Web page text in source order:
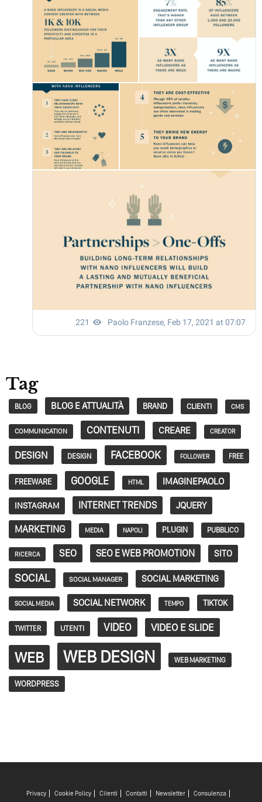
Tag
BLOG BLOG E ATTUALITÀ BRAND CLIENTI CMS
COMMUNICATION CONTENUTI CREARE CREATOR
DESIGN DESIGN FACEBOOK FOLLOWER FREE
FREEWARE GOOGLE HTML IMAGINEPAOLO
INSTAGRAM INTERNET TRENDS JQUERY
MARKETING MEDIA NAPOLI PLUGIN PUBBLICO
RICERCA SEO SEO E WEB PROMOTION SITO
SOCIAL SOCIAL MANAGER SOCIAL MARKETING
SOCIAL MEDIA SOCIAL NETWORK TEMPO TIKTOK
TWITTER UTENTI VIDEO VIDEO E SLIDE
WEB WEB DESIGN WEB MARKETING
WORDPRESS
Privacy Cookie Policy Clienti Contatti Newsletter Consulenza